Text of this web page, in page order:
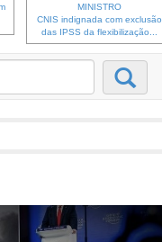
MINISTRO
CNIS indignada com exclusão
das IPSS da flexibilização...